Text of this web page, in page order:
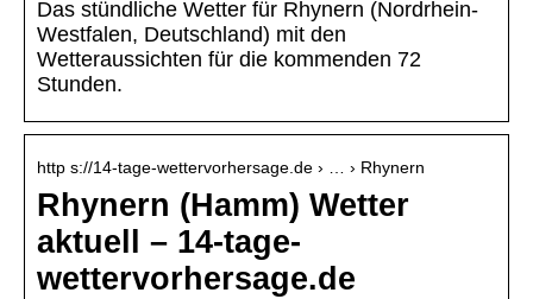
Das stündliche Wetter für Rhynern (Nordrhein-
Westfalen, Deutschland) mit den
Wetteraussichten für die kommenden 72
Stunden.
http s://14-tage-wettervorhersage.de › … › Rhynern
Rhynern (Hamm) Wetter
aktuell – 14-tage-
wettervorhersage.de